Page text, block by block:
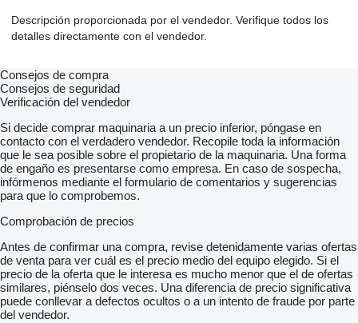
Descripción proporcionada por el vendedor. Verifique todos los
detalles directamente con el vendedor.
Consejos de compra
Consejos de seguridad
Verificación del vendedor
Si decide comprar maquinaria a un precio inferior, póngase en
contacto con el verdadero vendedor. Recopile toda la información
que le sea posible sobre el propietario de la maquinaria. Una forma
de engaño es presentarse como empresa. En caso de sospecha,
infórmenos mediante el formulario de comentarios y sugerencias
para que lo comprobemos.
Comprobación de precios
Antes de confirmar una compra, revise detenidamente varias ofertas
de venta para ver cuál es el precio medio del equipo elegido. Si el
precio de la oferta que le interesa es mucho menor que el de ofertas
similares, piénselo dos veces. Una diferencia de precio significativa
puede conllevar a defectos ocultos o a un intento de fraude por parte
del vendedor.